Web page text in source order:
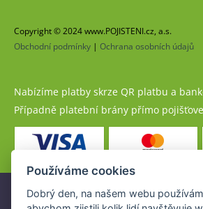
Copyright © 2024 www.POJISTENI.cz, a.s.
Obchodní podmínky | Ochrana osobních údajů
Nabízíme platby skrze QR platbu a
Případně platební brány přímo
Pojistné produkty jsou nabízeny
Používáme cookies
Dobrý den, na našem webu